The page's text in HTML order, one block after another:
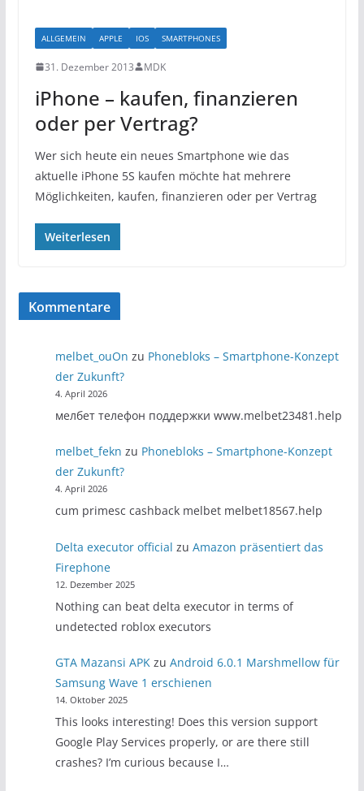
ALLGEMEIN APPLE IOS SMARTPHONES
31. Dezember 2013 MDK
iPhone – kaufen, finanzieren
oder per Vertrag?
Wer sich heute ein neues Smartphone wie das
aktuelle iPhone 5S kaufen möchte hat mehrere
Möglichkeiten, kaufen, finanzieren oder per Vertrag
Weiterlesen
Kommentare
melbet_ouOn zu Phonebloks – Smartphone-Konzept
der Zukunft?
4. April 2026
мелбет телефон поддержки www.melbet23481.help
melbet_fekn zu Phonebloks – Smartphone-Konzept
der Zukunft?
4. April 2026
cum primesc cashback melbet melbet18567.help
Delta executor official zuAmazon präsentiert das
Firephone
12. Dezember 2025
Nothing can beat delta executor in terms of
undetected roblox executors
GTA Mazansi APK zuAndroid 6.0.1 Marshmellow für
Samsung Wave 1 erschienen
14. Oktober 2025
This looks interesting! Does this version support
Google Play Services properly, or are there still
crashes? I’m curious because I…